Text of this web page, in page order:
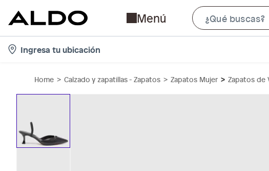
Menú
Ingresa tu ubicación
Home Calzado y zapatillas - Zapatos Zapatos Mujer Zapatos de